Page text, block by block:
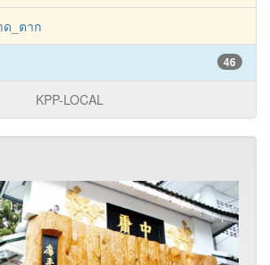
_ตาก
46
KPP-LOCAL